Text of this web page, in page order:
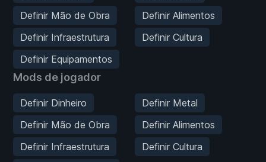
Definir Mão de Obra
Definir Alimentos
Definir Infraestrutura
Definir Cultura
Definir Equipamentos
Mods de jogador
Definir Dinheiro
Definir Metal
Definir Mão de Obra
Definir Alimentos
Definir Infraestrutura
Definir Cultura